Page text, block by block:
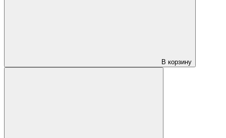
В корзину